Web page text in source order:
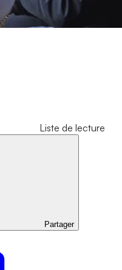
Liste de lecture
Partager